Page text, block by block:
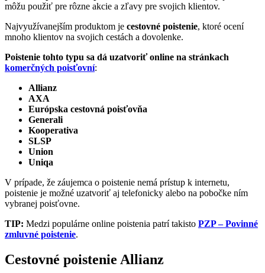
môžu použiť pre rôzne akcie a zľavy pre svojich klientov.
Najvyužívanejším produktom je cestovné poistenie, ktoré ocení
mnoho klientov na svojich cestách a dovolenke.
Poistenie tohto typu sa dá uzatvoriť online na stránkach
komerčných poisťovní:
Allianz
AXA
Európska cestovná poisťovňa
Generali
Kooperativa
SLSP
Union
Uniqa
V prípade, že záujemca o poistenie nemá prístup k internetu,
poistenie je možné uzatvoriť aj telefonicky alebo na pobočke ním
vybranej poisťovne.
TIP: Medzi populárne online poistenia patrí takisto PZP – Povinné
zmluvné poistenie.
Cestovné poistenie Allianz